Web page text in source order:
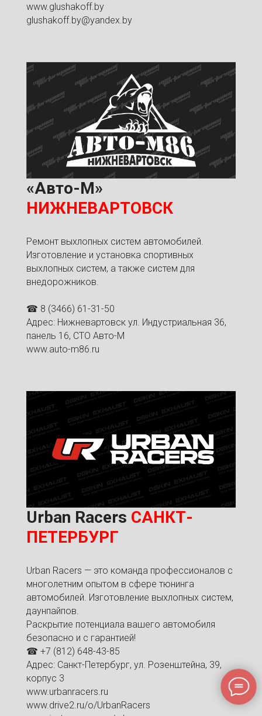
www.glushakoff.by
glushakoff.by@yandex.by
«Авто-М»
НИЖНЕВАРТОВСК
Ремонт выхлопных систем автомобилей.
Изготовление и установка спортивных
выхлопных систем, а также систем для
внедорожников.
☎ 8 (3466) 61-31-50
Адрес: Нижневартовск ул. Индустриальная 36,
панель 16, СТО Авто-М
www.auto-m86.ru
Urban Racers САНКТ-
ПЕТЕРБУРГ
Urban Racers — это команда профессионалов с
многолетним опытом в сфере тюнинга
автомобилей. Изготовление выхлопных систем,
даунпайпов.
Раскрытие потенциала вашего автомобиля
безопасно и с гарантией!
☎ +7 (812) 648-43-85
Адрес: Санкт-Петербург, ул. Розенштейна, 39,
корпус 3
www.urbanracers.ru
www.drive2.ru/o/UrbanRacers